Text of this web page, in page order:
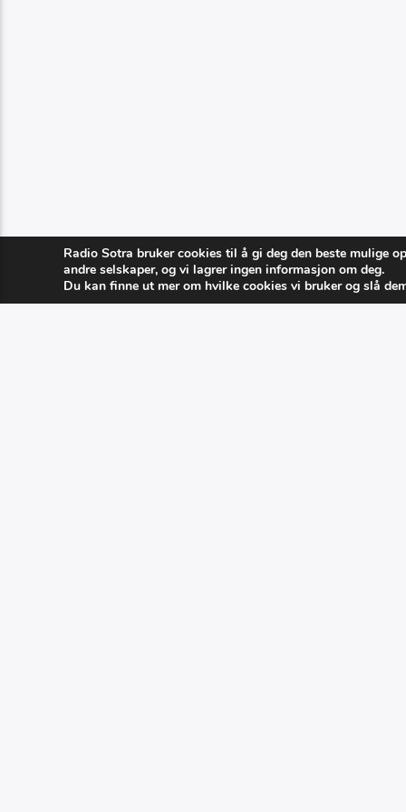
Radio Sotra bruker cookies til å gi deg den beste mulige
andre selskaper, og vi lagrer ingen informasjon om deg.
Du kan finne ut mer om hvilke cookies vi bruker og slå